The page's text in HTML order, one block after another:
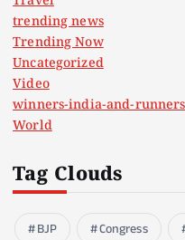
trending news
Trending Now
Uncategorized
Video
winners-india-and-
World
Tag Clouds
BJP Congress